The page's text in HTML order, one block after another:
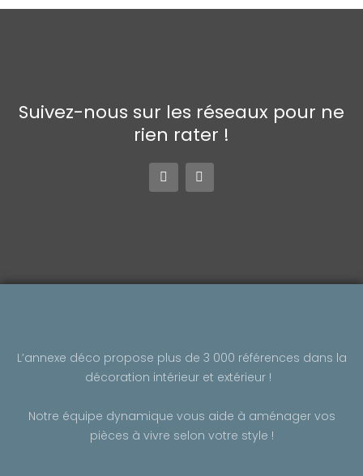
Suivez-nous sur les réseaux pour ne
rien rater !
F
a
c
f
I
n
s
L’annexe déco propose plus de 3 000 références dans la
décoration intérieur et extérieur !
Notre équipe dynamique vous aide à aménager vos
pièces à vivre selon votre style !